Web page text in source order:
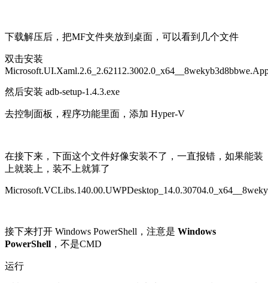
下载解压后，把MF文件夹放到桌面，可以看到几个文件
双击安装
然后安装 adb-setup-1.4.3.exe
去控制面板，程序功能里面，添加 Hyper-V
在接下来，下面这个文件好像安装不了，一直报错，如果能装
上就装上，装不上就算了
接下来打开 Windows PowerShell，注意是 Windows
PowerShell ，不是CMD
运行